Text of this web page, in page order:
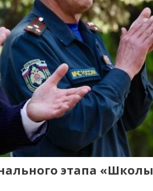
этапа «Школы